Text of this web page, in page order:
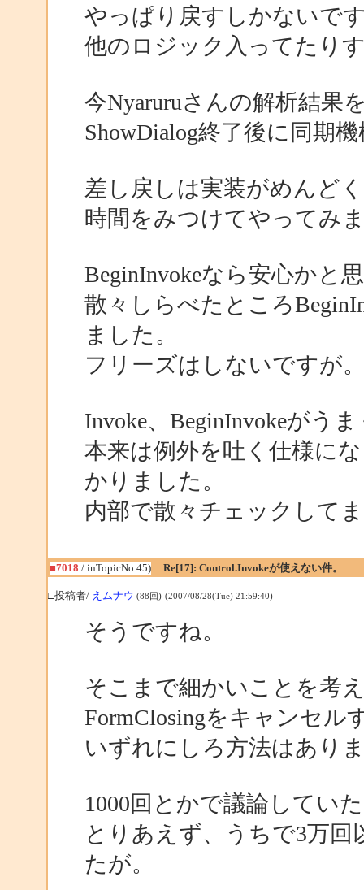
やっぱり戻すしかないで
他のロジック入ってたり
今Nyaruruさんの解析結果
ShowDialog終了後に同期
差し戻しは実装がめんど
時間をみつけてやってみ
BeginInvokeなら安心かと
散々しらべたところ
ました。
フリーズはしないですが
Invoke、BeginInvokeがう
本来は例外を吐く仕様に
かりました。
内部で散々チェックして
■7018 / inTopicNo.45) Re[17]: Control.Invokeが使えない件。
□投稿者/ えムナウ (88回)-(2007/08/28(Tue) 21:59:40)
そうですね。
そこまで細かいことを考
FormClosingをキャンセル
いずれにしろ方法はあり
1000回とかで議論してい
とりあえず、うちで3万
たが。